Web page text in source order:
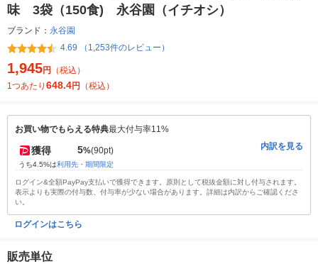
味 3袋（150食) 永谷園（イチオシ）
ブランド： 永谷園
4.69 （1,253件のレビュー）
1,945円
（税込）
1つあたり 648.4円 （税込）
お買い物でもらえる特典最大付与率11%
獲得 5%(90pt)
うち4.5%は利用先・期間限定
内訳を見る
ログイン&全額PayPay支払いで獲得できます。原則として税抜金額に対し付与されます。
表示よりも実際の付与数、付与率が少ない場合があります。詳細は内訳からご確認くださ
い。
ログインはこちら
販売単位